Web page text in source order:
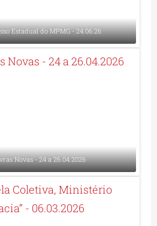
Estadual do MPMG - 24.06.26
Novas - 24 a 26.04.2026